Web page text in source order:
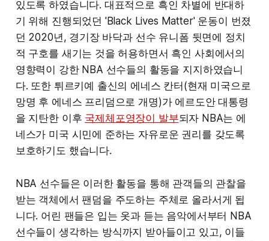
있도록 하였습니다. 대표적으로 흑인 차별에 반대하
기 위해 진행되었던 'Black Lives Matter' 운동이 번졌
던 2020년, 경기장 바닥과 선수 유니폼 뒷면에 정치
적 구호를 새기는 것을 허용하면서 흑인 사회에서의
영향력이 강한 NBA 선수들의 활동을 지지하였습니
다. 또한 튀르키예 출신의 에네스 칸터(현재 미국으로
망명 후 에네스 프리덤으로 개명)가 에르도안 대통령
을 지탄한 이후 국제체포영장이 발부되자 NBA는 에
네스가 미국 시민에 준하는 자유로운 권리를 갖도록
보호하기도 했습니다.
NBA 선수들은 이러한 활동을 통해 관객들의 관찰을
받는 객체에서 팬덤을 주도하는 주체로 올라서게 됩
니다. 어린 팬들은 입는 옷과 듣는 음악에서부터 NBA
선수들이 생각하는 방식까지 받아들이고 있고, 이들